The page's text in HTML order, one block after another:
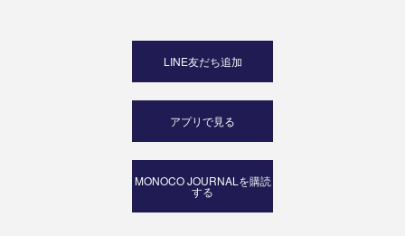
LINE友だち追加
アプリで見る
MONOCO JOURNALを購読
する